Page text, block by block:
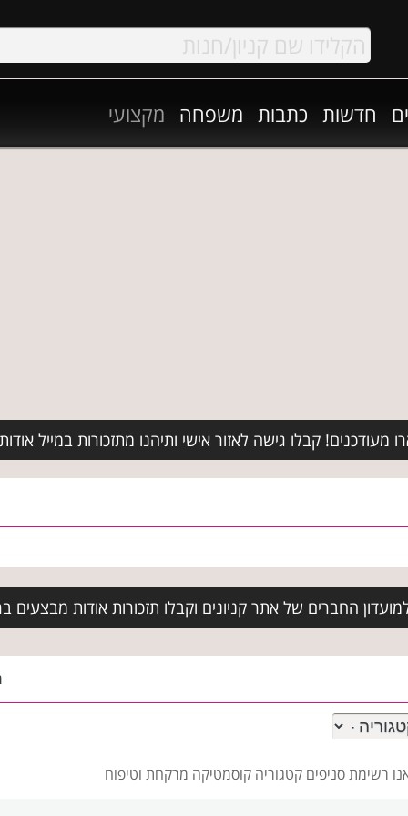
חדשות כתבות משפחה מקצועי
קבלו גישה לאזור אישי ותיהנו מתזכורות במייל
החברים של אתר קניונים וקבלו תזכורות אודות מבצעים
רשימת סניפים קטגוריה קוסמטיקה מרקחת וטיפוח